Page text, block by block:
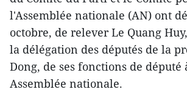
l'Assemblée nationale (AN) ont
octobre, de relever Le Quang
la délégation des députés de la
Dong, de ses fonctions de député
Assemblée nationale.